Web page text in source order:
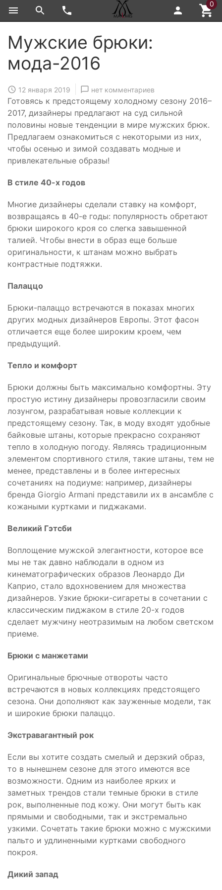
0
Мужские брюки:
мода-2016
12 января 2019 нет комментариев
Готовясь к предстоящему холодному сезону 2016–
2017, дизайнеры предлагают на суд сильной
половины новые тенденции в мире мужских брюк.
Предлагаем ознакомиться с некоторыми из них,
чтобы осенью и зимой создавать модные и
привлекательные образы!
В стиле 40-х годов
Многие дизайнеры сделали ставку на комфорт,
возвращаясь в 40-е годы: популярность обретают
брюки широкого кроя со слегка завышенной
талией. Чтобы внести в образ еще больше
оригинальности, к штанам можно выбрать
контрастные подтяжки.
Палаццо
Брюки-палаццо встречаются в показах многих
других модных дизайнеров Европы. Этот фасон
отличается еще более широким кроем, чем
предыдущий.
Тепло и комфорт
Брюки должны быть максимально комфортны. Эту
простую истину дизайнеры провозгласили своим
лозунгом, разрабатывая новые коллекции к
предстоящему сезону. Так, в моду входят удобные
байковые штаны, которые прекрасно сохраняют
тепло в холодную погоду. Являясь традиционным
элементом спортивного стиля, такие штаны, тем не
менее, представлены и в более интересных
сочетаниях на подиуме: например, дизайнеры
бренда Giorgio Armani представили их в ансамбле с
кожаными куртками и пиджаками.
Великий Гэтсби
Воплощение мужской элегантности, которое все
мы не так давно наблюдали в одном из
кинематографических образов Леонардо Ди
Каприо, стало вдохновением для множества
дизайнеров. Узкие брюки-сигареты в сочетании с
классическим пиджаком в стиле 20-х годов
сделает мужчину неотразимым на любом светском
приеме.
Брюки с манжетами
Оригинальные брючные отвороты часто
встречаются в новых коллекциях предстоящего
сезона. Они дополняют как зауженные модели, так
и широкие брюки палаццо.
Экстравагантный рок
Если вы хотите создать смелый и дерзкий образ,
то в нынешнем сезоне для этого имеются все
возможности. Одним из наиболее ярких и
заметных трендов стали темные брюки в стиле
рок, выполненные под кожу. Они могут быть как
прямыми и свободными, так и экстремально
узкими. Сочетать такие брюки можно с мужскими
пальто и удлиненными куртками свободного
покроя.
Дикий запад